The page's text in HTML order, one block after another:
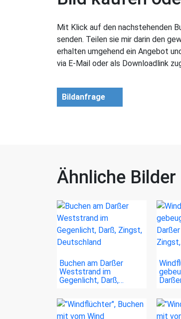
Mit Klick auf den nachstehenden
senden. Teilen sie mir darin den
erhalten umgehend ein Angebot
via E-Mail oder als Downloadlink
Bildanfrage
Ähnliche Bilder
Buchen am Darßer
Weststrand im
Gegenlicht, Darß,…